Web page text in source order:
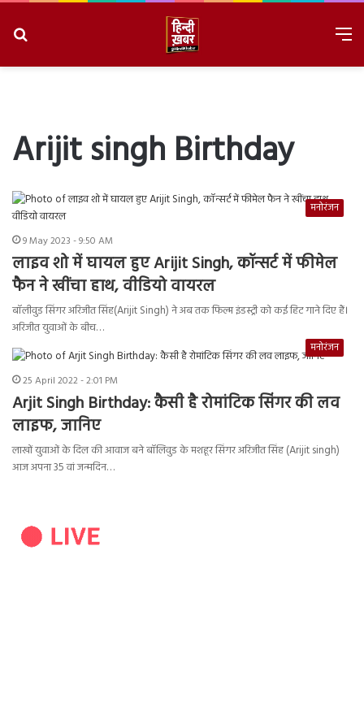
Arijit singh Birthday
मनोरंजन
9 May 2023 - 9:50 AM
लाइव शो में घायल हुए Arijit Singh, कॉन्सर्ट में फीमेल
फैन ने खींचा हाथ, वीडियो वायरल
बॉलीवुड सिंगर अरिजीत सिंह(Arijit Singh) ने अब तक फिल्म इंडस्ट्री को कई हिट गाने दिए हैं।
अरिजीत युवाओं के बीच…
मनोरंजन
25 April 2022 - 2:01 PM
Arjit Singh Birthday: कैसी है रोमांटिक सिंगर की लव
लाइफ, जानिए
लाखों युवाओं के दिल की आवाज बने बॉलिवुड के मशहूर सिंगर अरिजीत सिंह (Arijit singh)
आज अपना 35 वां जन्मदिन…